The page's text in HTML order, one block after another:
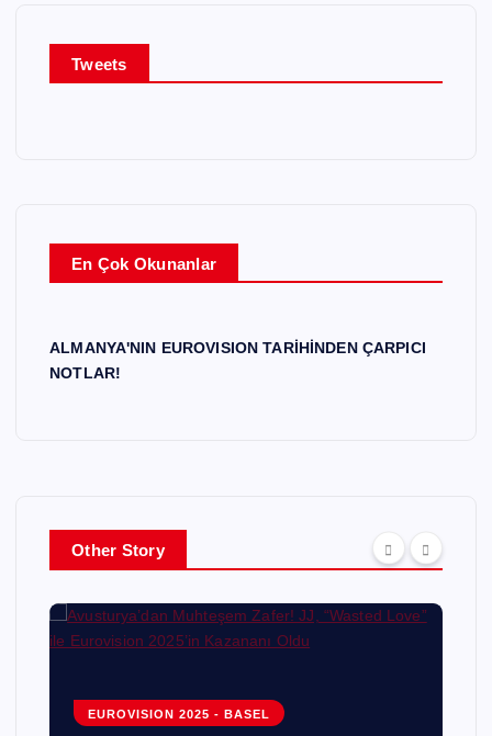
Tweets
En Çok Okunanlar
ALMANYA'NIN EUROVISION TARİHİNDEN ÇARPICI
NOTLAR!
Other Story
EUROVISION 2025 - BASEL